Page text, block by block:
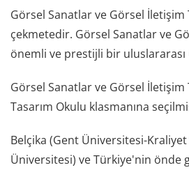
Görsel Sanatlar ve Görsel
çekmetedir. Görsel Sanatlar ve
önemli ve prestijli bir
Görsel Sanatlar ve Görsel İletişim
Tasarım Okulu klasmanına
Belçika (Gent Üniversitesi-
Üniversitesi) ve Türkiye'nin önde